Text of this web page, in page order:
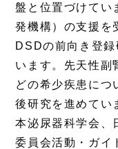
盤と位置づけてい
発機構）の支援を
DSDの前向き登
います。先天性副
どの希少疾患につ
後研究を進めてい
本泌尿器科学会、
委員会活動・ガイ